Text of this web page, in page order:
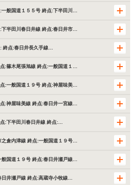
般国道１５５号 終点:下半田川…
半田川春日井線 終点:春日井市…
終点:春日井長久手線…
:篠木尾張旭線 終点:一般国道１…
:一般国道１９号 終点:神屋味美…
:神屋味美線 終点:春日井一宮線…
:下半田川春日井線 終点:…
倉内津線 終点:一般国道１９号…
国道１９号 終点:春日井瀬戸線…
井瀬戸線 終点:高蔵寺小牧線…